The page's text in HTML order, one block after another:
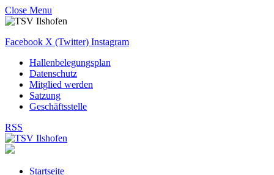
Close Menu
Facebook X (Twitter) Instagram
Hallenbelegungsplan
Datenschutz
Mitglied werden
Satzung
Geschäftsstelle
RSS
Startseite